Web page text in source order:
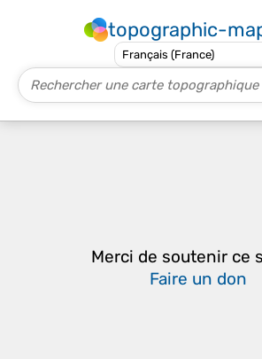
topographic-
Merci de soutenir ce
Faire un don